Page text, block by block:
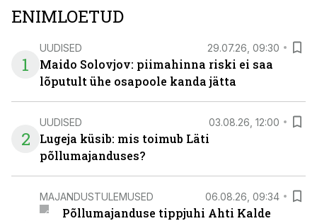
ENIMLOETUD
1
UUDISED 29.07.26, 09:30
Maido Solovjov: piimahinna riski ei saa
lõputult ühe osapoole kanda jätta
2
UUDISED 03.08.26, 12:00
Lugeja küsib: mis toimub Läti
põllumajanduses?
MAJANDUSTULEMUSED 06.08.26, 09:34
Põllumajanduse tippjuhi Ahti Kalde